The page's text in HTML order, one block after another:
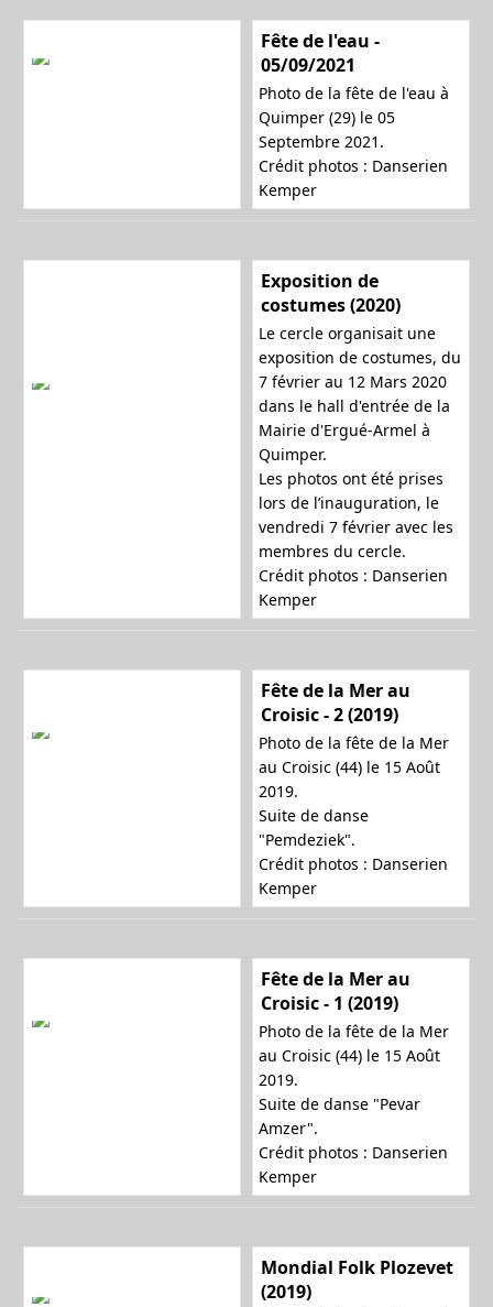
a
n
Fête de l'eau -
05/09/2021
Photo de la fête de l'eau à
Quimper (29) le 05
Septembre 2021.
Crédit photos : Danserien
Kemper
Exposition de
costumes (2020)
Le cercle organisait une
exposition de costumes, du
7 février au 12 Mars 2020
dans le hall d'entrée de la
Mairie d'Ergué-Armel à
Quimper.
Les photos ont été prises
lors de l’inauguration, le
vendredi 7 février avec les
membres du cercle.
Crédit photos : Danserien
Kemper
Fête de la Mer au
Croisic - 2 (2019)
Photo de la fête de la Mer
au Croisic (44) le 15 Août
2019.
Suite de danse
"Pemdeziek".
Crédit photos : Danserien
Kemper
Fête de la Mer au
Croisic - 1 (2019)
Photo de la fête de la Mer
au Croisic (44) le 15 Août
2019.
Suite de danse "Pevar
Amzer".
Crédit photos : Danserien
Kemper
Mondial Folk Plozevet
(2019)